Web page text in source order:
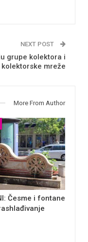
NEXT POST
grupe kolektora i
kolektorske mreže
More From Author
Česme i fontane